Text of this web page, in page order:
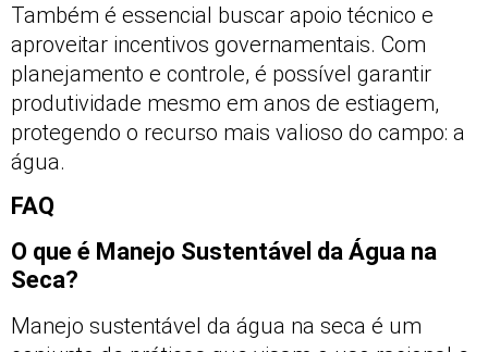
Também é essencial buscar apoio técnico e
aproveitar incentivos governamentais. Com
planejamento e controle, é possível garantir
produtividade mesmo em anos de estiagem,
protegendo o recurso mais valioso do campo: a
água.
FAQ
O que é Manejo Sustentável da Água na
Seca?
Manejo sustentável da água na seca é um